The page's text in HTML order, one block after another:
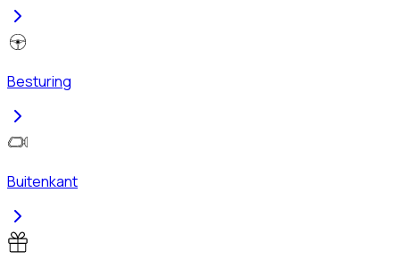
Besturing
Buitenkant